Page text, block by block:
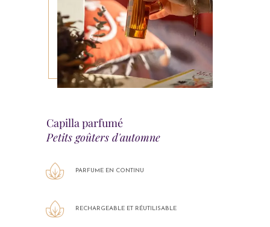
Capilla parfumé
Petits goûters d'automne
PARFUME EN CONTINU
RECHARGEABLE ET RÉUTILISABLE